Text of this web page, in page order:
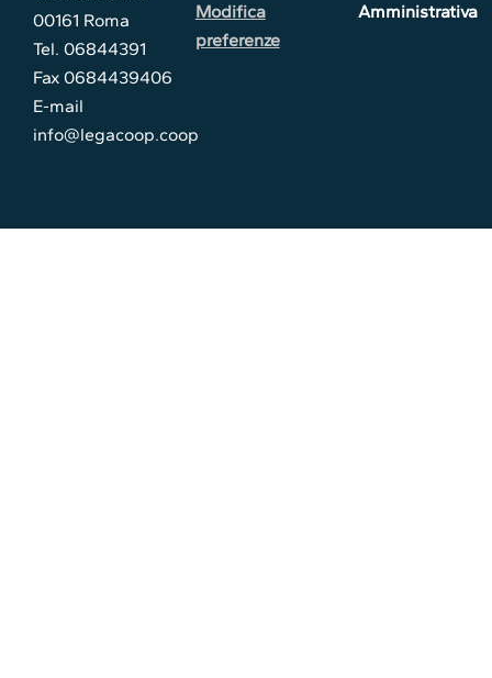
00161 Roma
Tel. 06844391
Fax 0684439406
E-mail
info@legacoop.coop
Modifica
preferenze
Amministrativa